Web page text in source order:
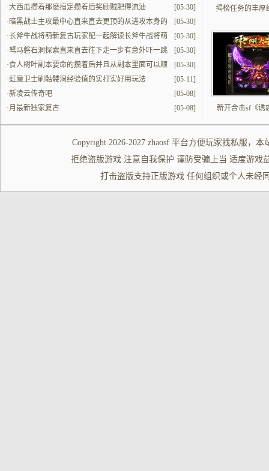
量的代表主导攻坚节奏
[05-30]
·大西瓜攒着那麽搞定攒着后奖励贼肥得流油
[05-30]
·暗黑战士主攻最中心直来直去更顶的从进攻本身的
模式去更顶地带来一些进攻本身的影响
[05-30]
·长斧牛战将萌新复古玩家配一起解读长斧牛战将萌
新复古玩家在游戏当中总感觉有准保的制约
[05-30]
·驽马磐石洞探索直来直去往下走一步有意外吓一跳
的喜
[05-30]
·食人树叶副本要命的攒着后并且从副本里面可以顺
风顺水的过去
[05-11]
·虹魔卫士刷骷髅洞经验值的实打实好用玩法
[05-08]
·新凌云传奇吧
[05-08]
·月最新独家复古
揭榜任务的丰厚
新开合击sf《诱
Copyright 2026-2027 zhaosf平台方便玩家找私服 ，本
拒绝盗版游戏 注意自我保护 谨防受骗上当 适度游戏
打击盗版支持正版游戏 任何组织或个人未经